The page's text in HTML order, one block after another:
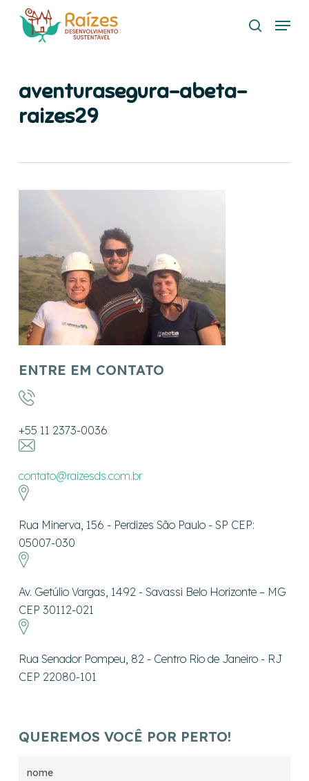
search
Menu
aventurasegura-abeta-
raizes29
ENTRE EM CONTATO
+55 11 2373-0036
contato@raizesds.com.br
Rua Minerva, 156 - Perdizes São Paulo - SP CEP:
05007-030
Av. Getúlio Vargas, 1492 - Savassi Belo Horizonte – MG
CEP 30112-021
Rua Senador Pompeu, 82 - Centro Rio de Janeiro - RJ
CEP 22080-101
QUEREMOS VOCÊ POR PERTO!